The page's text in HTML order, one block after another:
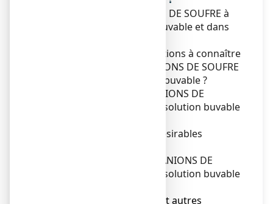
1. Qu'est-ce que GRANIONS DE SOUFRE à
19,5 mg/2 ml, solution buvable et dans
2. Quelles sont les informations à connaître
avant de prendre GRANIONS DE SOUFRE
à 19,5 mg/2 ml, solution buvable ?
3. Comment prendre GRANIONS DE
SOUFRE à 19,5 mg/2 ml, solution buvable
4. Quels sont les effets indésirables
5. Comment conserver GRANIONS DE
SOUFRE à 19,5 mg/2 ml, solution buvable
6. Contenu de l’emballage et autres